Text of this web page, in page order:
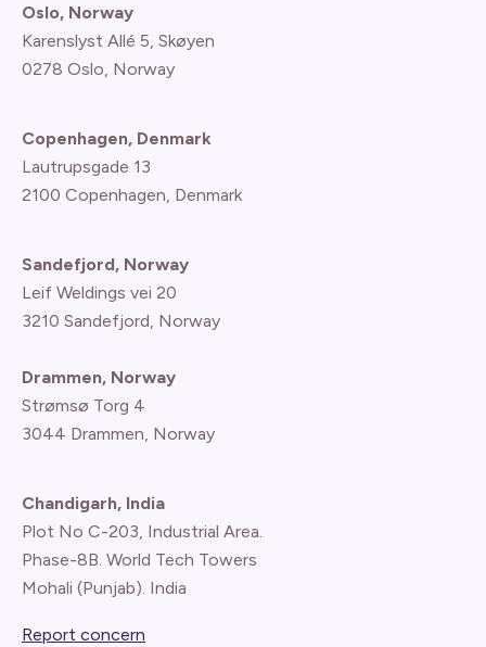
Oslo, Norway
Karenslyst Allé 5, Skøyen
0278 Oslo, Norway
Copenhagen, Denmark
Lautrupsgade 13
2100 Copenhagen, Denmark
Sandefjord, Norway
Leif Weldings vei 20
3210 Sandefjord, Norway
Drammen, Norway
Strømsø Torg 4
3044 Drammen, Norway
Chandigarh, India
Plot No C-203, Industrial Area.
Phase-8B. World Tech Towers
Mohali (Punjab). India
Report concern